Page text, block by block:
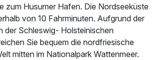
zum Husumer Hafen. Die Nordseeküste
von 10 Fahrminuten. Aufgrund der
der Schleswig- Holsteinischen
Sie bequem die nordfriesische
mitten im Nationalpark Wattenmeer.